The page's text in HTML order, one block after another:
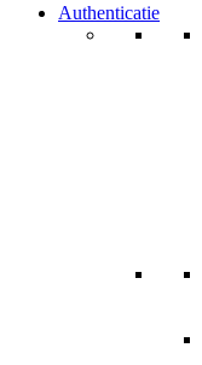
Authenticatie